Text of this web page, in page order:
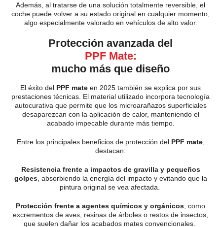
Además, al tratarse de una solución totalmente reversible, el
coche puede volver a su estado original en cualquier momento,
algo especialmente valorado en vehículos de alto valor.
Protección avanzada del
PPF Mate:
mucho más que diseño
El éxito del PPF mate en 2025 también se explica por sus
prestaciones técnicas. El material utilizado incorpora tecnología
autocurativa que permite que los microarañazos superficiales
desaparezcan con la aplicación de calor, manteniendo el
acabado impecable durante más tiempo.
Entre los principales beneficios de protección del PPF mate,
destacan:
Resistencia frente a impactos de gravilla y pequeños
golpes, absorbiendo la energía del impacto y evitando que la
pintura original se vea afectada.
Protección frente a agentes químicos y orgánicos , como
excrementos de aves, resinas de árboles o restos de insectos,
que suelen dañar los acabados mates convencionales.